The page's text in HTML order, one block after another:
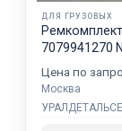
ДЛЯ ГРУЗОВЫХ
Рeмкoмплeкт гц стрелы
7079941270
Цена по
Москва